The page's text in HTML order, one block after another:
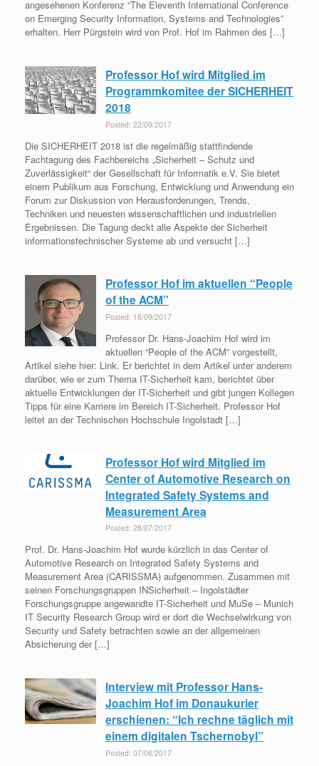
angesehenen Konferenz “The Eleventh International Conference
on Emerging Security Information, Systems and Technologies”
erhalten. Herr Pürgstein wird von Prof. Hof im Rahmen des […]
Professor Hof wird Mitglied im
Programmkomitee der SICHERHEIT
2018
Posted: 22/09/2017
Die SICHERHEIT 2018 ist die regelmäßig stattfindende
Fachtagung des Fachbereichs „Sicherheit – Schutz und
Zuverlässigkeit“ der Gesellschaft für Informatik e.V. Sie bietet
einem Publikum aus Forschung, Entwicklung und Anwendung ein
Forum zur Diskussion von Herausforderungen, Trends,
Techniken und neuesten wissenschaftlichen und industriellen
Ergebnissen. Die Tagung deckt alle Aspekte der Sicherheit
informationstechnischer Systeme ab und versucht […]
Professor Hof im aktuellen “People
of the ACM”
Posted: 18/09/2017
Professor Dr. Hans-Joachim Hof wird im
aktuellen “People of the ACM” vorgestellt,
Artikel siehe hier: Link. Er berichtet in dem Artikel unter anderem
darüber, wie er zum Thema IT-Sicherheit kam, berichtet über
aktuelle Entwicklungen der IT-Sicherheit und gibt jungen Kollegen
Tipps für eine Karriere im Bereich IT-Sicherheit. Professor Hof
leitet an der Technischen Hochschule Ingolstadt […]
Professor Hof wird Mitglied im
Center of Automotive Research on
Integrated Safety Systems and
Measurement Area
Posted: 28/07/2017
Prof. Dr. Hans-Joachim Hof wurde kürzlich in das Center of
Automotive Research on Integrated Safety Systems and
Measurement Area (CARISSMA) aufgenommen. Zusammen mit
seinen Forschungsgruppen INSicherheit – Ingolstädter
Forschungsgruppe angewandte IT-Sicherheit und MuSe – Munich
IT Security Research Group wird er dort die Wechselwirkung von
Security und Safety betrachten sowie an der allgemeinen
Absicherung der […]
Interview mit Professor Hans-
Joachim Hof im Donaukurier
erschienen: “Ich rechne täglich mit
einem digitalen Tschernobyl”
Posted: 07/06/2017